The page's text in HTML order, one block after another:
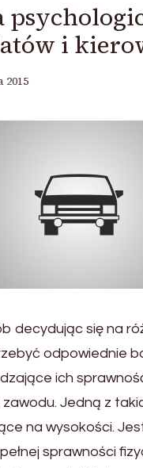
i
2015
decydując się na
odpowiednie
ich
Jedną z
na wysokości.
sprawności